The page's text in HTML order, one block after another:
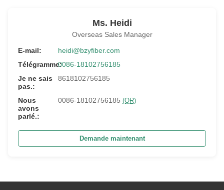
Ms. Heidi
Overseas Sales Manager
E-mail:
heidi@bzyfiber.com
Télégramme:0086-18102756185
Je ne sais
pas.:
8618102756185
Nous
avons
parlé.:
0086-18102756185 (QR)
Demande maintenant